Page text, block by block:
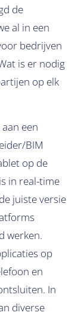
de
al in een
bedrijven
is er nodig
op elk
een
BIM
op de
in real-time
juiste versie
werken.
op
en
In
diverse